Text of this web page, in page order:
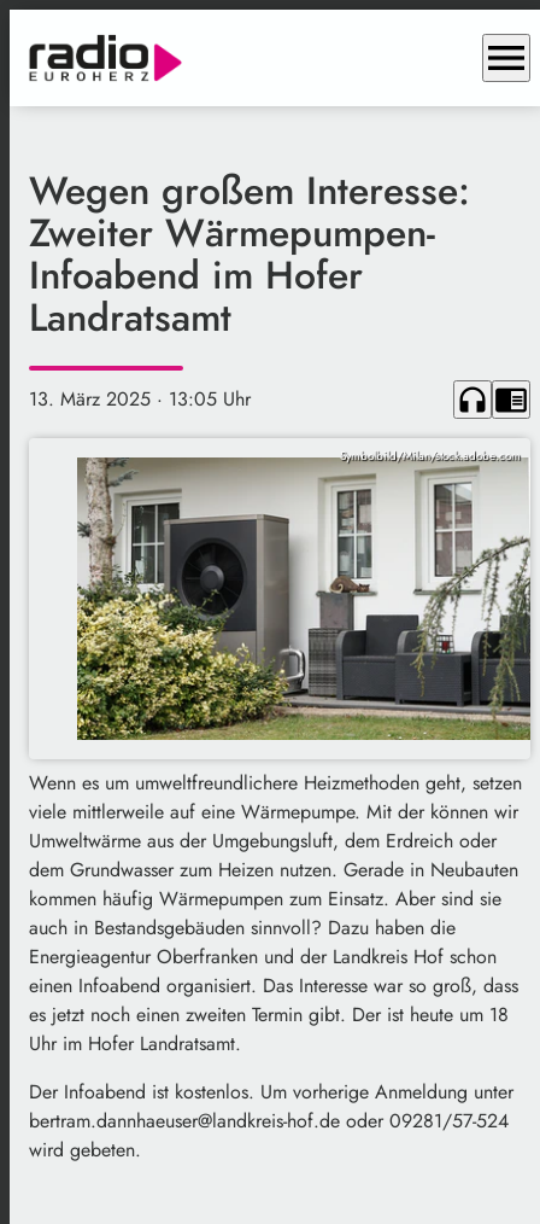
menu
Wegen großem Interesse:
Zweiter Wärmepumpen-
Infoabend im Hofer
Landratsamt
13. März 2025 · 13:05 Uhr headphones chrome_reader_mode
Symbolbild/Milan/stock.adobe.com
Wenn es um umweltfreundlichere Heizmethoden geht, setzen
viele mittlerweile auf eine Wärmepumpe. Mit der können wir
Umweltwärme aus der Umgebungsluft, dem Erdreich oder
dem Grundwasser zum Heizen nutzen. Gerade in Neubauten
kommen häufig Wärmepumpen zum Einsatz. Aber sind sie
auch in Bestandsgebäuden sinnvoll? Dazu haben die
Energieagentur Oberfranken und der Landkreis Hof schon
einen Infoabend organisiert. Das Interesse war so groß, dass
es jetzt noch einen zweiten Termin gibt. Der ist heute um 18
Uhr im Hofer Landratsamt.
Der Infoabend ist kostenlos. Um vorherige Anmeldung unter
bertram.dannhaeuser@landkreis-hof.de oder 09281/57-524
wird gebeten.